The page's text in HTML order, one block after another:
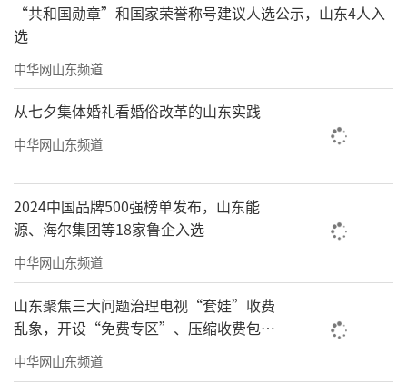
“共和国勋章”和国家荣誉称号建议人选公示，山东4人入
选
中华网山东频道
从七夕集体婚礼看婚俗改革的山东实践
中华网山东频道
2024中国品牌500强榜单发布，山东能
源、海尔集团等18家鲁企入选
中华网山东频道
山东聚焦三大问题治理电视“套娃”收费
乱象，开设“免费专区”、压缩收费包比
例70%以上
中华网山东频道